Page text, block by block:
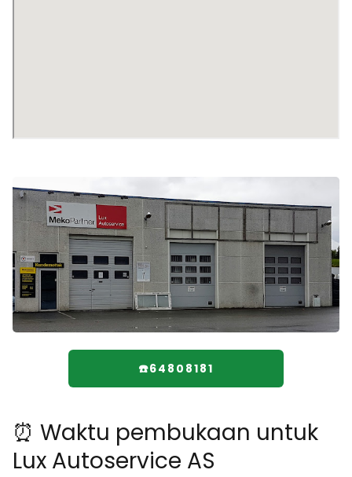
☎️64808181
⏰ Waktu pembukaan untuk
Lux Autoservice AS